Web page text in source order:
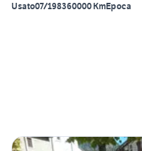
Usato07/198360000 KmEpoca